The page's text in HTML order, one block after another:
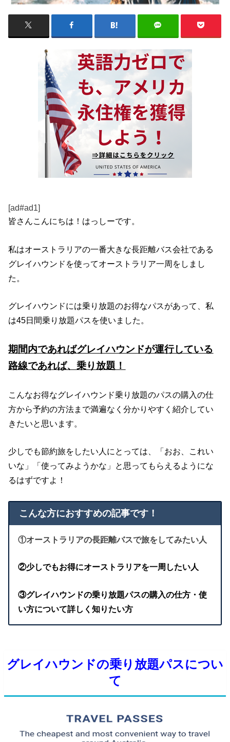
[ad#ad1]
皆さんこんにちは！はっしーです。
私はオーストラリアの一番大きな長距離バス会社である
グレイハウンドを使ってオーストラリア一周をしまし
た。
グレイハウンドには乗り放題のお得なパスがあって、私
は45日間乗り放題パスを使いました。
期間内であればグレイハウンドが運行している
路線であれば、乗り放題！
こんなお得なグレイハウンド乗り放題のパスの購入の仕
方から予約の方法まで満遍なく分かりやすく紹介してい
きたいと思います。
少しでも節約旅をしたい人にとっては、「おお、これい
いな」「使ってみようかな」と思ってもらえるようにな
るはずですよ！
こんな方におすすめの記事です！
①オーストラリアの長距離バスで旅をしてみたい人
②少しでもお得にオーストラリアを一周したい人
③グレイハウンドの乗り放題パスの購入の仕方・使
い方について詳しく知りたい方
グレイハウンドの乗り放題パスについ
て